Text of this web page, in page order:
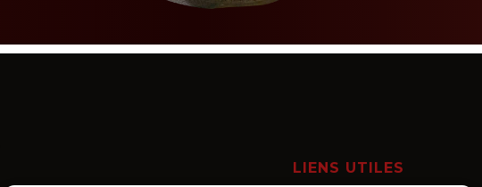
LIENS UTILES